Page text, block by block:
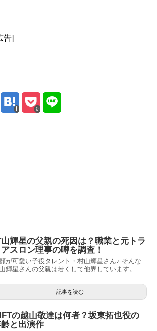
告]
0
輝星の父親の死因は？職業と元トラ
アスロン理事の噂を調査！
が可愛い子役タレント・村山輝星さん♪ そんな
輝星さんの父親は若くして他界しています。
記事を読む
の越山敬達は何者？坂東拓也役の
と出演作